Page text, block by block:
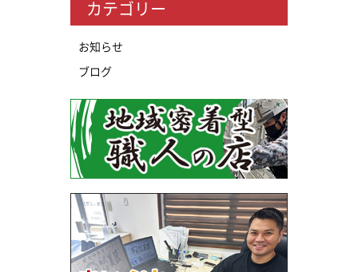
カテゴリー
お知らせ
ブログ